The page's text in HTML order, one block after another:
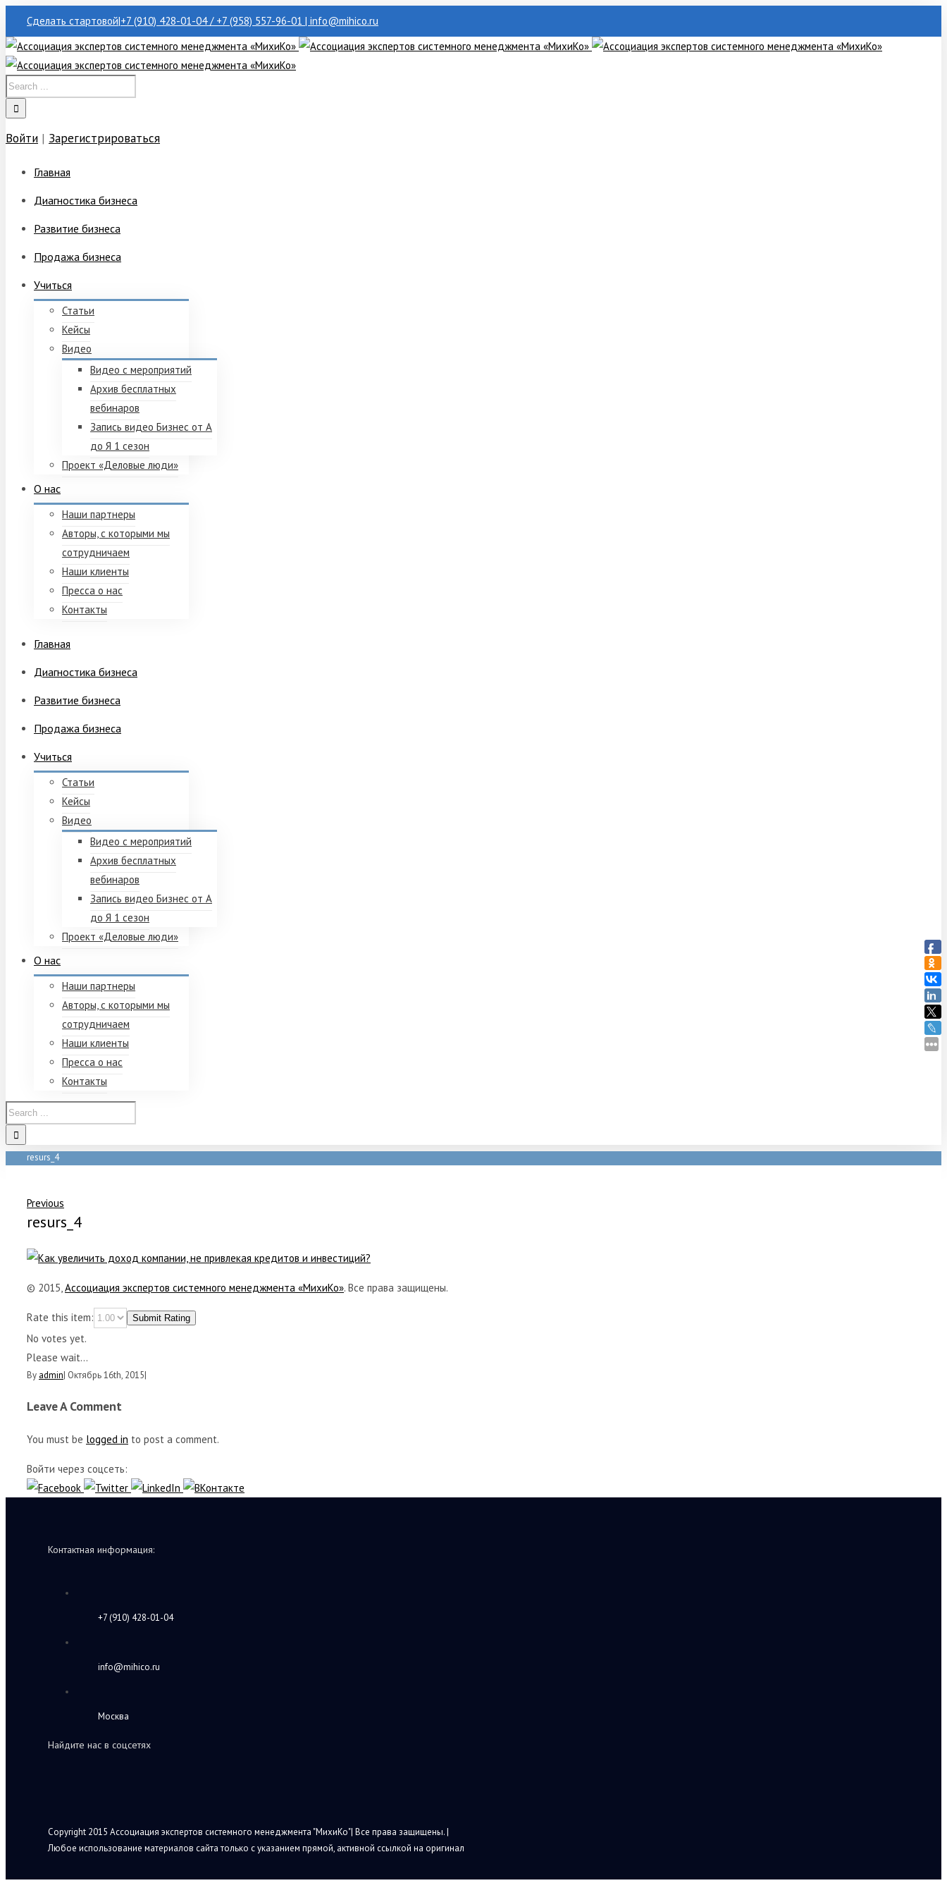
Сделать стартовой|+7 (910) 428-01-04 / +7 (958) 557-96-01 | info@mihico.ru
Войти | Зарегистрироваться
Главная
Диагностика бизнеса
Развитие бизнеса
Продажа бизнеса
Учиться
Статьи
Кейсы
Видео
Видео с мероприятий
Архив бесплатных
вебинаров
Запись видео Бизнес от А
до Я 1 сезон
Проект «Деловые люди»
О нас
Наши партнеры
Авторы, с которыми мы
сотрудничаем
Наши клиенты
Пресса о нас
Контакты
Главная
Диагностика бизнеса
Развитие бизнеса
Продажа бизнеса
Учиться
Статьи
Кейсы
Видео
Видео с мероприятий
Архив бесплатных
вебинаров
Запись видео Бизнес от А
до Я 1 сезон
Проект «Деловые люди»
О нас
Наши партнеры
Авторы, с которыми мы
сотрудничаем
Наши клиенты
Пресса о нас
Контакты
resurs_4
Previous
resurs_4
© 2015,Ассоциация экспертов системного менеджмента «МихиКо». Все права защищены.
Rate this item: Submit Rating
No votes yet.
Please wait...
By admin| Октябрь 16th, 2015|
Leave A Comment
You must be logged in to post a comment.
Войти через соцсеть:
Контактная информация:
+7 (910) 428-01-04
info@mihico.ru
Москва
Найдите нас в соцсетях
Copyright 2015 Ассоциация экспертов системного менеджмента "МихиКо"| Все права защищены. |
Любое использование материалов сайта только с указанием прямой, активной ссылкой на оригинал